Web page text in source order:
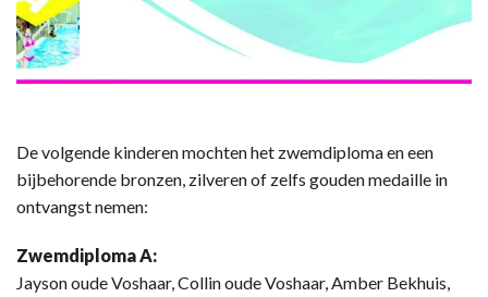
De volgende kinderen mochten het zwemdiploma en een
bijbehorende bronzen, zilveren of zelfs gouden medaille in
ontvangst nemen:
Zwemdiploma A:
Jayson oude Voshaar, Collin oude Voshaar, Amber Bekhuis,